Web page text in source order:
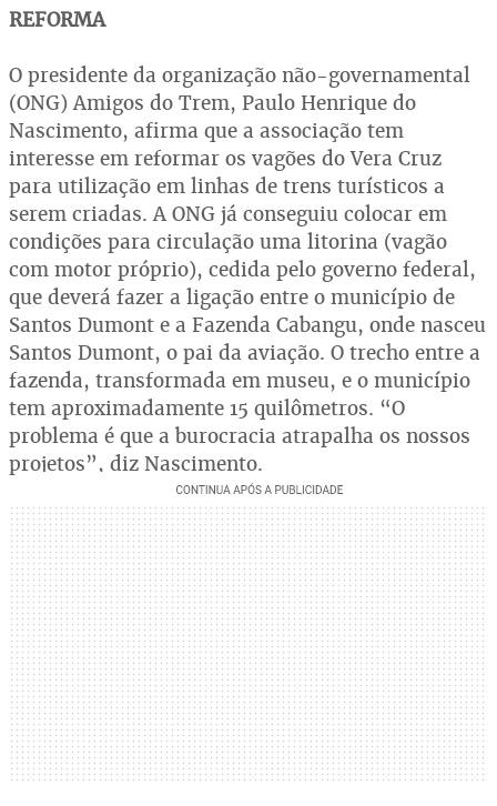
REFORMA
O presidente da organização não-governamental
(ONG) Amigos do Trem, Paulo Henrique do
Nascimento, afirma que a associação tem
interesse em reformar os vagões do Vera Cruz
para utilização em linhas de trens turísticos a
serem criadas. A ONG já conseguiu colocar em
condições para circulação uma litorina (vagão
com motor próprio), cedida pelo governo federal,
que deverá fazer a ligação entre o município de
Santos Dumont e a Fazenda Cabangu, onde nasceu
Santos Dumont, o pai da aviação. O trecho entre a
fazenda, transformada em museu, e o município
tem aproximadamente 15 quilômetros. “O
problema é que a burocracia atrapalha os nossos
projetos”, diz Nascimento.